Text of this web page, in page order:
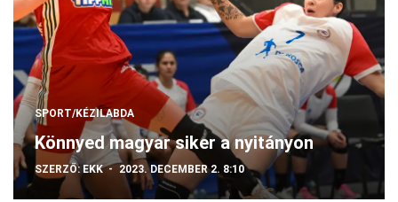
SPORT/KÉZILABDA
Könnyed magyar siker a nyitányon
SZERZŐ: EKK 2023. DECEMBER 2. 8:10